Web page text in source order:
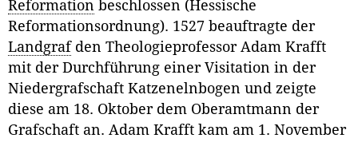
Reformation beschlossen (Hessische
Reformationsordnung). 1527 beauftragte der
Landgrafden Theologieprofessor Adam Krafft
mit der Durchführung einer Visitation in der
Niedergrafschaft Katzenelnbogen und zeigte
diese am 18. Oktober dem Oberamtmann der
Grafschaft an. Adam Krafft kam am 1. November